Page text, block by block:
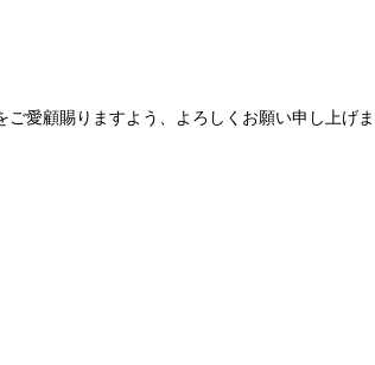
愛顧賜りますよう、よろしくお願い申し上げま